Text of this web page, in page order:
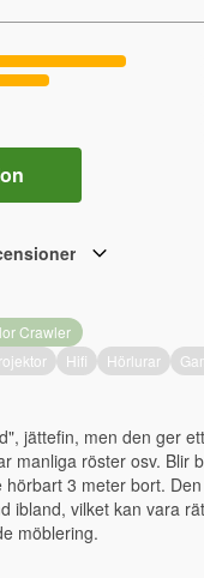
Crawler
Hifi Hörlurar
jättefin, men den ger
manliga röster osv. Blir
3 meter bort.
ibland, vilket kan vara
möblering.